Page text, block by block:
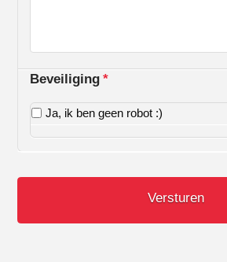
Beveiliging *
Ja, ik ben geen robot :)